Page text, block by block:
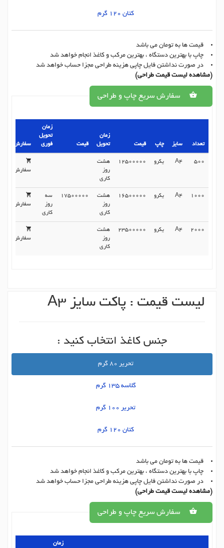
کتان 120 گرم
قیمت ها به تومان می باشد
چاپ با بهترین دستگاه ، بهترین مرکب و کاغذ انجام خواهد شد
در صورت نداشتن فایل چاپی هزینه طراحی مجزا حساب خواهد شد
(مشاهده لیست قیمت طراحی)
سفارش سریع چاپ و طراحی
تعداد سایز چاپ قیمت
زمان
تحویل
قیمت
زمان
تحویل
فوری
سفارش
500
A4 یکرو 12500000
هشت
روز
کاری
سفارش
1000
A4 یکرو 16500000
هشت
روز
کاری
17500000
سه
روز
کاری
سفارش
2000
A4 یکرو 23500000
هشت
روز
کاری
سفارش
لیست قیمت : پاکت سایز A3
جنس کاغذ انتخاب کنید :
تحریر 80 گرم
گلاسه 135 گرم
تحریر 100 گرم
کتان 120 گرم
قیمت ها به تومان می باشد
چاپ با بهترین دستگاه ، بهترین مرکب و کاغذ انجام خواهد شد
در صورت نداشتن فایل چاپی هزینه طراحی مجزا حساب خواهد شد
(مشاهده لیست قیمت طراحی)
سفارش سریع چاپ و طراحی
زمان